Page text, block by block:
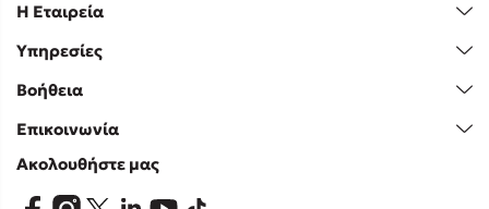
Η Εταιρεία
Υπηρεσίες
Βοήθεια
Επικοινωνία
Ακολουθήστε μας